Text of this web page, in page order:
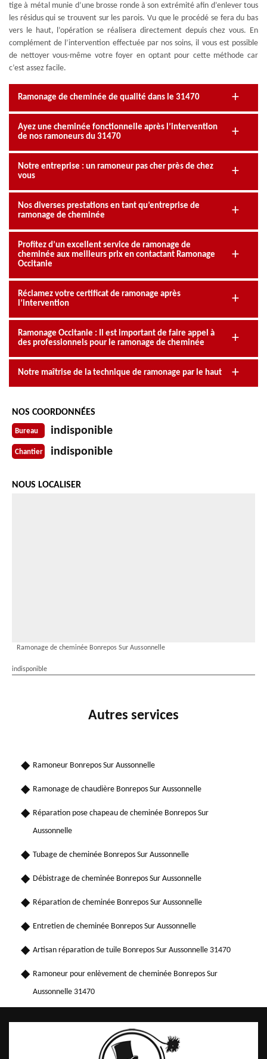
tige à métal munie d’une brosse ronde à son extrémité afin d’enlever tous
les résidus qui se trouvent sur les parois. Vu que le procédé se fera du bas
vers le haut, l’opération se réalisera directement depuis chez vous. En
complément de l’intervention effectuée par nos soins, il vous est possible
de nettoyer vous-même votre foyer en optant pour cette méthode car
c’est assez facile.
Ramonage de cheminée de qualité dans le 31470
Ayez une cheminée fonctionnelle après l’intervention
de nos ramoneurs du 31470
Notre entreprise : un ramoneur pas cher près de chez
vous
Nos diverses prestations en tant qu’entreprise de
ramonage de cheminée
Profitez d’un excellent service de ramonage de
cheminée aux meilleurs prix en contactant Ramonage
Occitanie
Réclamez votre certificat de ramonage après
l’intervention
Ramonage Occitanie : Il est important de faire appel à
des professionnels pour le ramonage de cheminée
Notre maîtrise de la technique de ramonage par le haut
NOS COORDONNÉES
Bureau indisponible
Chantier indisponible
NOUS LOCALISER
Ramonage de cheminée Bonrepos Sur Aussonnelle
indisponible
Autres services
Ramoneur Bonrepos Sur Aussonnelle
Ramonage de chaudière Bonrepos Sur Aussonnelle
Réparation pose chapeau de cheminée Bonrepos Sur
Aussonnelle
Tubage de cheminée Bonrepos Sur Aussonnelle
Débistrage de cheminée Bonrepos Sur Aussonnelle
Réparation de cheminée Bonrepos Sur Aussonnelle
Entretien de cheminée Bonrepos Sur Aussonnelle
Artisan réparation de tuile Bonrepos Sur Aussonnelle 31470
Ramoneur pour enlèvement de cheminée Bonrepos Sur
Aussonnelle 31470